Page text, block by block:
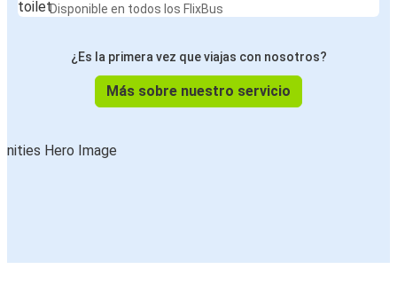
Disponible en todos los FlixBus
¿Es la primera vez que viajas con nosotros?
Más sobre nuestro servicio